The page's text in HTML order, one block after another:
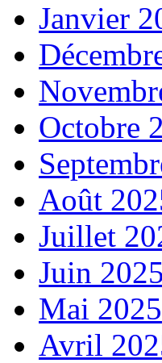
Janvier
Octobre
Août
Juillet
Juin 2025
Mai 2025
Avril